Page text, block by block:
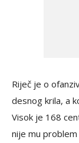
Riječ je o
desnog krila, a
Visok je 168
nije mu